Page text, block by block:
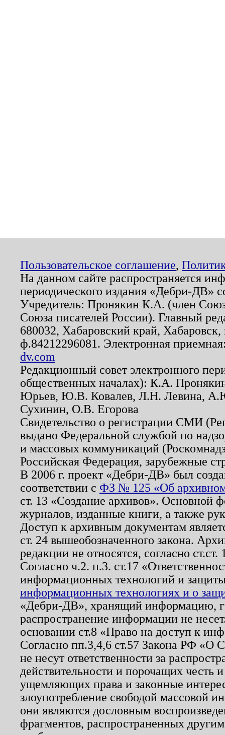
Пользовательское соглашение,
На данном сайте распространяется
периодического издания «Дебри-ДВ»
Учредитель: Пронякин К.А. (член
Союза писателей России). Главный
680032, Хабаровский край,
ф.84212296081. Электронная
dv.com
Редакционный совет электронного
общественных началах): К.А.
Юрьев, Ю.В. Ковалев, Л.Н. Левина,
Сухинин, О.В. Егорова
Свидетельство о регистрации СМИ
выдано Федеральной службой по
и массовых коммуникаций
Российская Федерация, зарубежные
В 2006 г. проект «Дебри-ДВ» был
соответствии с ФЗ № 125 «Об
ст. 13 «Создание архивов». Основной
журналов, изданные книги, а также
Доступ к архивным документам
ст. 24 вышеобозначенного закона.
редакции не относятся, согласно
Согласно ч.2. п.3. ст.17
информационных технологий и
информационных технологиях и о
«Дебри-ДВ», хранящий информацию,
распространение информации не
основании ст.8 «Право на доступ к
Согласно пп.3,4,6 ст.57 Закона РФ «О
не несут ответственности за
действительности и порочащих честь
ущемляющих права и законные
злоупотребление свободой массовой
они являются дословным
фрагментов, распространенных